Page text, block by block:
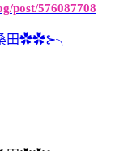
post/576087708